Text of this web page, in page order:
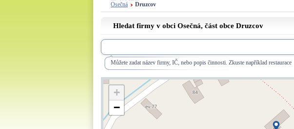
Osečná
Druzcov
Hledat firmy v obci Osečná, část obce Druzcov
Můžete zadat název firmy, IČ, nebo popis činnosti. Zkuste například restaurace
+
−